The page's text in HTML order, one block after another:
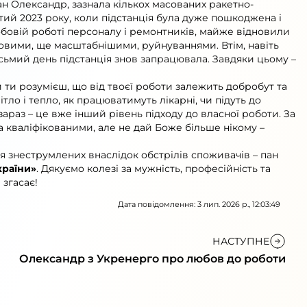
Олександр, зазнала кількох масованих ракетно-
2023 року, коли підстанція була дуже пошкоджена і
роботі персоналу і ремонтників, майже відновили
ще масштабнішими, руйнуваннями. Втім, навіть
день підстанція знов запрацювала. Завдяки цьому –
розумієш, що від твоєї роботи залежить добробут та
і тепло, як працюватимуть лікарні, чи підуть до
– це вже інший рівень підходу до власної роботи. За
але не дай Боже більше нікому –
внаслідок обстрілів споживачів – пан
. Дякуємо колезі за мужність, професійність та
Дата повідомлення: 3 лип. 2026 р., 12:03:49
НАСТУПНЕ
Олександр з Укренерго про любов до роботи